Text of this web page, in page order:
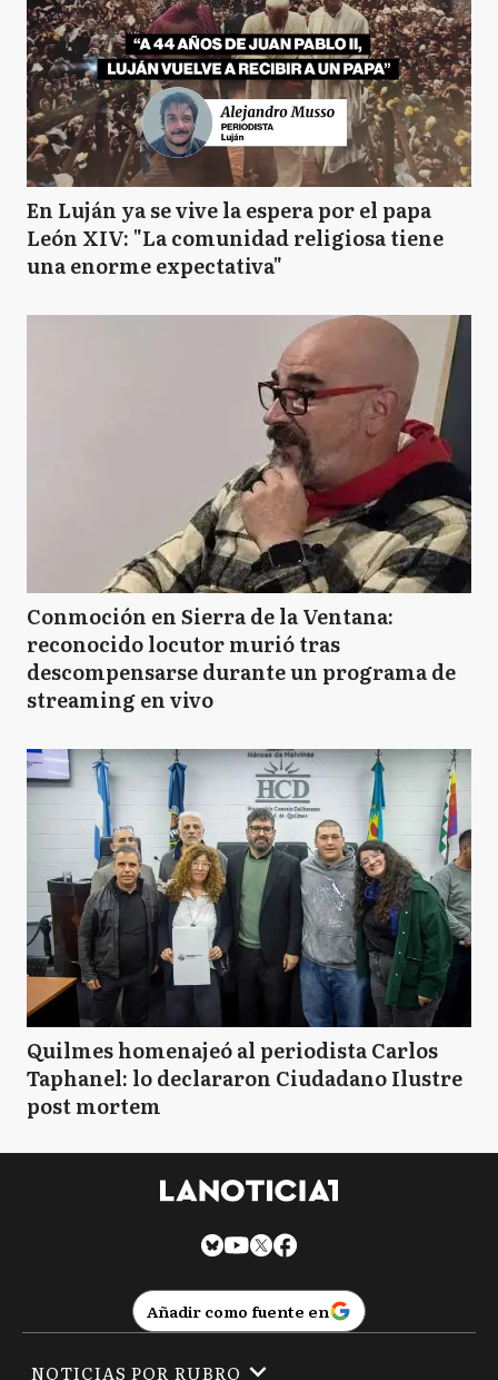
En Luján ya se vive la espera por el papa
León XIV: "La comunidad religiosa tiene
una enorme expectativa"
Conmoción en Sierra de la Ventana:
reconocido locutor murió tras
descompensarse durante un programa de
streaming en vivo
Quilmes homenajeó al periodista Carlos
Taphanel: lo declararon Ciudadano Ilustre
post mortem
Añadir como fuente en
NOTICIAS POR RUBRO